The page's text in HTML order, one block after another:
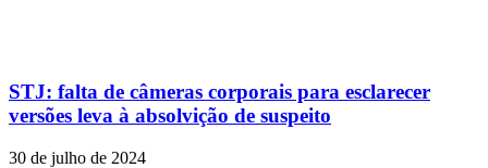
STJ: falta de câmeras corporais para esclarecer
versões leva à absolvição de suspeito
30 de julho de 2024